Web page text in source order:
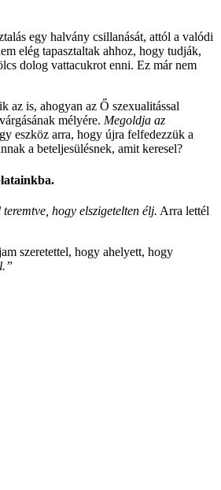
egy halvány csillanását, attól a valódi
elég tapasztaltak ahhoz, hogy tudják,
dolog vattacukrot enni. Ez már nem
az is, ahogyan az Ő szexualitással
mélyére. Megoldja az
eszköz arra, hogy újra felfedezzük a
a beteljesülésnek, amit keresel?
hogy elszigetelten élj. Arra lettél
szeretettel, hogy ahelyett, hogy